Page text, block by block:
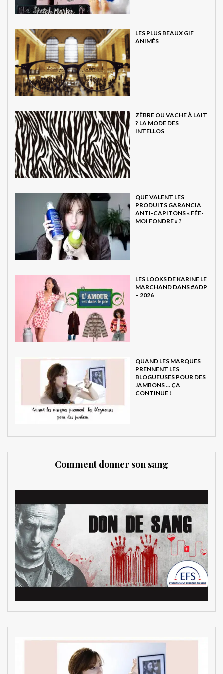
LES PLUS BEAUX GIF
ANIMÉS
ZÈBRE OU VACHE À LAIT
? LA MODE DES
INTELLOS
QUE VALENT LES
PRODUITS GARANCIA
ANTI-CAPITONS « FÉE-
MOI FONDRE » ?
LES LOOKS DE KARINE LE
MARCHAND DANS #ADP
– 2026
QUAND LES MARQUES
PRENNENT LES
BLOGUEUSES POUR DES
JAMBONS … ÇA
CONTINUE !
Comment donner son sang